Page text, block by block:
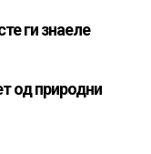
ги знаеле
од природни